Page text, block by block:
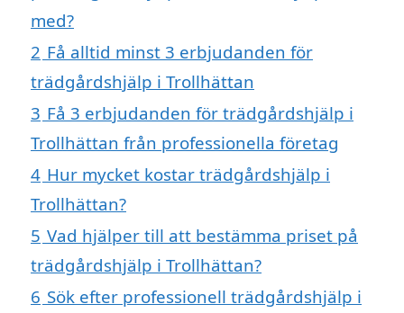
med?
2 Få alltid minst 3 erbjudanden för
trädgårdshjälp i Trollhättan
3 Få 3 erbjudanden för trädgårdshjälp i
Trollhättan från professionella företag
4 Hur mycket kostar trädgårdshjälp i
Trollhättan?
5 Vad hjälper till att bestämma priset på
trädgårdshjälp i Trollhättan?
6 Sök efter professionell trädgårdshjälp i